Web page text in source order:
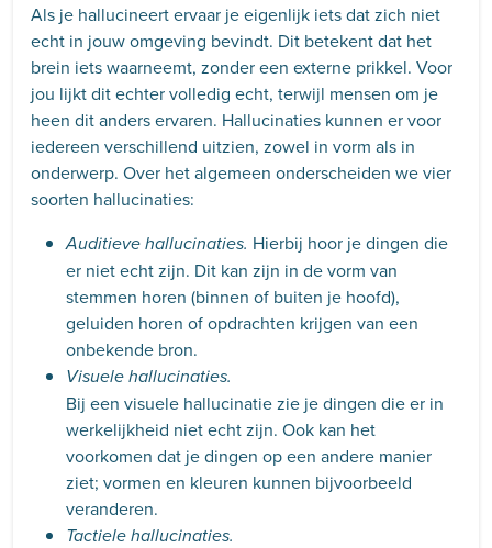
Als je hallucineert ervaar je eigenlijk iets dat zich niet
echt in jouw omgeving bevindt. Dit betekent dat het
brein iets waarneemt, zonder een externe prikkel. Voor
jou lijkt dit echter volledig echt, terwijl mensen om je
heen dit anders ervaren. Hallucinaties kunnen er voor
iedereen verschillend uitzien, zowel in vorm als in
onderwerp. Over het algemeen onderscheiden we vier
soorten hallucinaties:
Auditieve hallucinaties. Hierbij hoor je dingen die
er niet echt zijn. Dit kan zijn in de vorm van
stemmen horen (binnen of buiten je hoofd),
geluiden horen of opdrachten krijgen van een
onbekende bron.
Visuele hallucinaties.
Bij een visuele hallucinatie zie je dingen die er in
werkelijkheid niet echt zijn. Ook kan het
voorkomen dat je dingen op een andere manier
ziet; vormen en kleuren kunnen bijvoorbeeld
veranderen.
Tactiele hallucinaties.